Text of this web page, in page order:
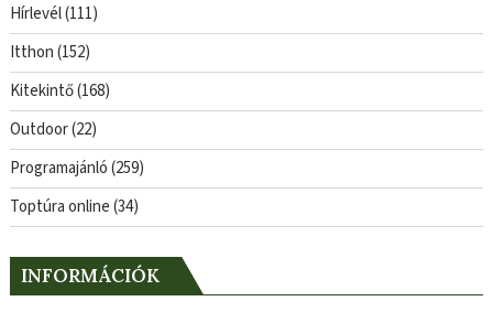
Hírlevél(111)
Itthon(152)
Kitekintő(168)
Outdoor(22)
Programajánló(259)
Toptúra online(34)
INFORMÁCIÓK